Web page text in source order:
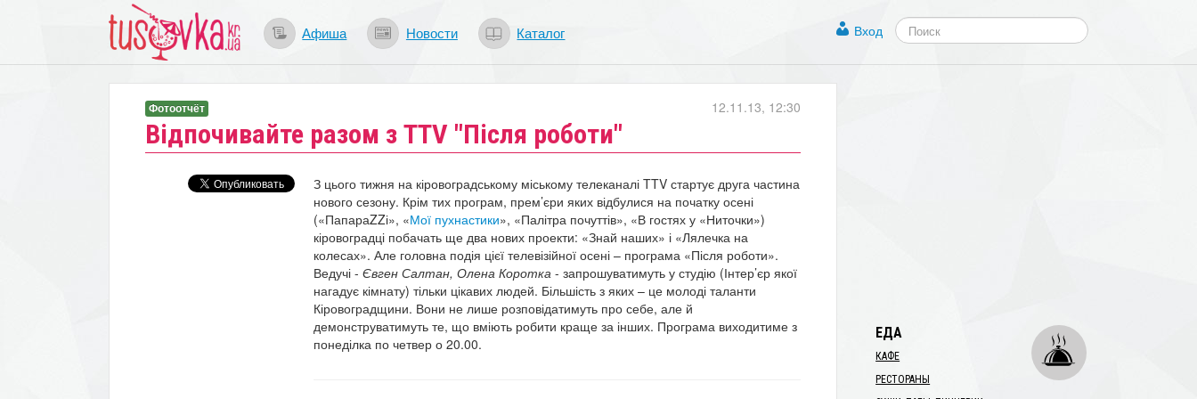
Афиша Новости Каталог Вход
Відпочивайте разом з TTV "Після роботи"
12.11.13, 12:30
Фотоотчёт
З цього тижня на кіровоградському міському телеканалі TTV стартує друга частина
нового сезону. Крім тих програм, прем’єри яких відбулися на початку осені
(«ПапараZZі», «Мої пухнастики», «Палітра почуттів», «В гостях у «Ниточки»)
кіровоградці побачать ще два нових проекти: «Знай наших» і «Лялечка на
колесах». Але головна подія цієї телевізійної осені – програма «Після роботи».
Ведучі - Євген Салтан, Олена Коротка - запрошуватимуть у студію (Інтер’єр якої
нагадує кімнату) тільки цікавих людей. Більшість з яких – це молоді таланти
Кіровоградщини. Вони не лише розповідатимуть про себе, але й
демонструватимуть те, що вміють робити краще за інших. Програма виходитиме з
понеділка по четвер о 20.00.
ЕДА
КАФЕ
РЕСТОРАНЫ